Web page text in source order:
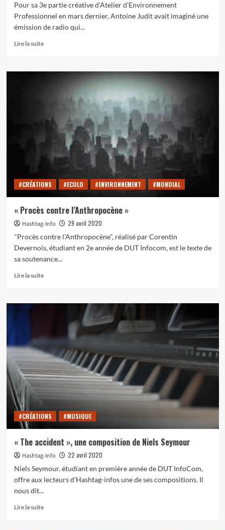
Pour sa 3e partie créative d'Atelier d'Environnement
Professionnel en mars dernier, Antoine Judit avait imaginé une
émission de radio qui...
Lire la suiteEn
sur
le
confinement]
en
#CRÉATIONS #ECOLO #ENVIRONNEMENT #MONDIAL
« Procès contre l’Anthropocène »
Hashtag-Info
29 avril 2020
"Procès contre l’Anthropocène", réalisé par Corentin
Devernois, étudiant en 2e année de DUT Infocom, est le texte de
sa soutenance...
Lire la suiteEn
sur
l’Anthropocène »
#CRÉATIONS #MUSIQUE
« The accident », une composition de Niels Seymour
Hashtag-Info
22 avril 2020
Niels Seymour, étudiant en première année de DUT InfoCom,
offre aux lecteurs d'Hashtag-infos une de ses compositions. Il
nous dit...
Lire la suiteEn